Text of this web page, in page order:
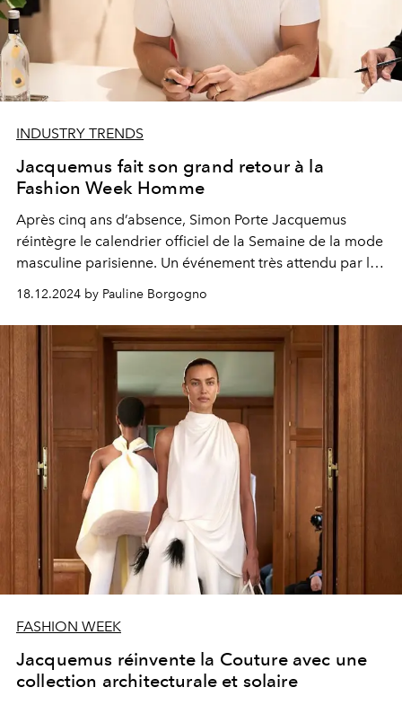
INDUSTRY TRENDS
Jacquemus fait son grand retour à la
Fashion Week Homme
Après cinq ans d’absence, Simon Porte Jacquemus
réintègre le calendrier officiel de la Semaine de la mode
masculine parisienne. Un événement très attendu par le
monde de la mode.
18.12.2024 by Pauline Borgogno
FASHION WEEK
Jacquemus réinvente la Couture avec une
collection architecturale et solaire